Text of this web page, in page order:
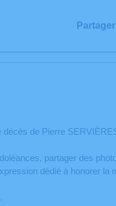
Partager
de Pierre
partager des
dédié à honorer la
.